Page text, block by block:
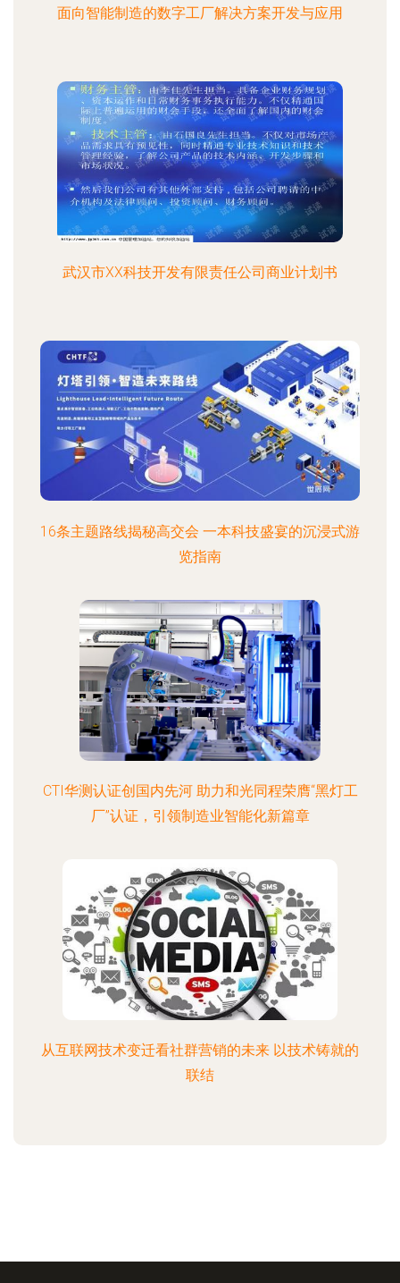
面向智能制造的数字工厂解决方案开发与应用
武汉市XX科技开发有限责任公司商业计划书
16条主题路线揭秘高交会 一本科技盛宴的沉浸式游
览指南
CTI华测认证创国内先河 助力和光同程荣膺“黑灯工
厂”认证，引领制造业智能化新篇章
从互联网技术变迁看社群营销的未来 以技术铸就的
联结